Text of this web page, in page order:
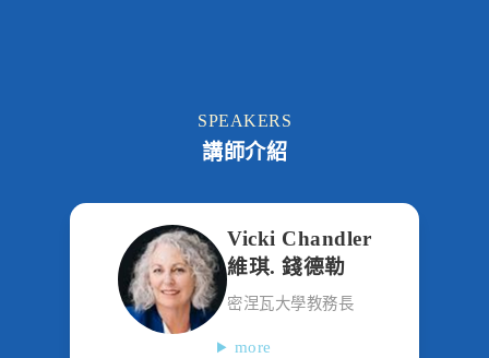
SPEAKERS
講師介紹
Vicki Chandler
維琪. 錢德勒
密涅瓦大學教務長
more